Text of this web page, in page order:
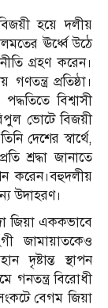
হয়ে দলীয়
ঊর্ধ্বে উঠে
গ্রহণ করেন।
প্রতিষ্ঠা।
বিশ্বাসী
ভোটে বিজয়ী
দেশের স্বার্থে,
শ্রদ্ধা জানাতে
করেন।বহুদলীয়
উদাহরণ।
জিয়া এককভাবে
জামায়াতকেও
দৃষ্টান্ত স্থাপন
গনতন্ত্র বিরোধী
বেগম জিয়া